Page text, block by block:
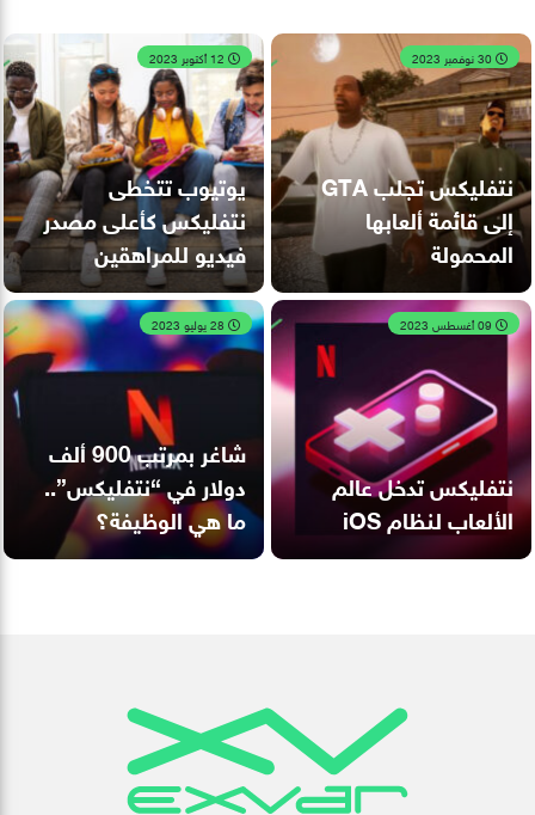
نتفليكس تجلب GTA
إلى قائمة ألعابها
المحمولة
يوتيوب تتخطى
نتفليكس كأعلى مصدر
فيديو للمراهقين
نتفليكس تدخل عالم
الألعاب لنظام iOS
شاغر بمرتب 900 ألف
دولار في “نتفليكس”..
ما هي الوظيفة؟